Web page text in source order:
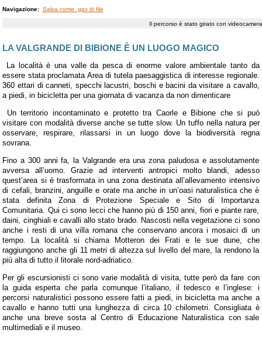
Navigazione: Salva come .gpx di file
Il percorso è stato girato con
LA VALGRANDE DI BIBIONE È UN LUOGO MAGICO
La località è una valle da pesca di enorme valore ambientale tanto da
essere stata proclamata Area di tutela paesaggistica di interesse regionale.
360 ettari di canneti, specchi lacustri, boschi e bacini da visitare a cavallo,
a piedi, in bicicletta per una giornata di vacanza da non dimenticare
Un territorio incontaminato e protetto tra Caorle e Bibione che si può
visitare con modalità diverse anche se tutte slow. Un tuffo nella natura per
osservare, respirare, rilassarsi in un luogo dove la biodiversità regna
sovrana.
Fino a 300 anni fa, la Valgrande era una zona paludosa e assolutamente
avversa all’uomo. Grazie ad interventi antropici molto blandi, adesso
quest’area si è trasformata in una zona destinata all’allevamento intensivo
di cefali, branzini, anguille e orate ma anche in un’oasi naturalistica che è
stata definita Zona di Protezione Speciale e Sito di Importanza
Comunitaria. Qui ci sono lecci che hanno più di 150 anni, fiori e piante rare,
daini, cinghiali e cavalli allo stato brado. Nascosti nella vegetazione ci sono
anche i resti di una villa romana che conservano ancora i mosaici di un
tempo. La località si chiama Motteron dei Frati e le sue dune, che
raggiungono anche gli 11 metri di altezza sul livello del mare, la rendono la
più alta di tutto il litorale nord-adriatico.
Per gli escursionisti ci sono varie modalità di visita, tutte però da fare con
la guida esperta che parla comunque l’italiano, il tedesco e l’inglese: i
percorsi naturalistici possono essere fatti a piedi, in bicicletta ma anche a
cavallo e hanno tutti una lunghezza di circa 10 chilometri. Consigliata è
anche una breve sosta al Centro di Educazione Naturalistica con sale
multimediali e il museo.